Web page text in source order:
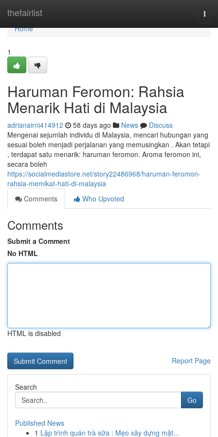
thefairlist
Home
Home
1
Haruman Feromon: Rahsia
Menarik Hati di Malaysia
adrianairni414912 58 days ago News
Discuss
Mengenai sejumlah individu di Malaysia, mencari hubungan yang
sesuai boleh menjadi perjalanan yang memusingkan . Akan tetapi
, terdapat satu menarik: haruman feromon. Aroma feromon ini,
secara boleh
https://socialmediastore.net/story22486968/haruman-feromon-
rahsia-memikat-hati-di-malaysia
Comments
Who Upvoted
Comments
Submit a Comment
No HTML
HTML is disabled
Report Page
Search
Go
Published News
1 Lập trình quán trà sữa : Mẹo xây dựng mặt...